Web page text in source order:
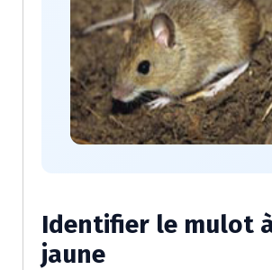
Identifier le mulot
jaune